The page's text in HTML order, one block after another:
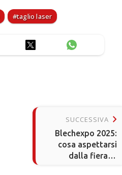
taglio laser
SUCCESSIVA keyboard_arrow_right
Blechexpo 2025:
cosa aspettarsi
dalla fiera di